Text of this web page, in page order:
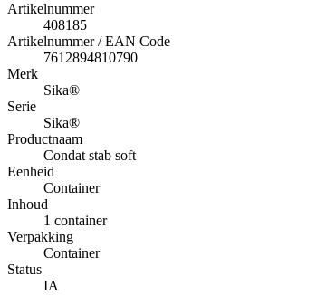
Artikelnummer
408185
Artikelnummer / EAN Code
7612894810790
Merk
Sika®
Serie
Sika®
Productnaam
Condat stab soft
Eenheid
Container
Inhoud
1 container
Verpakking
Container
Status
IA